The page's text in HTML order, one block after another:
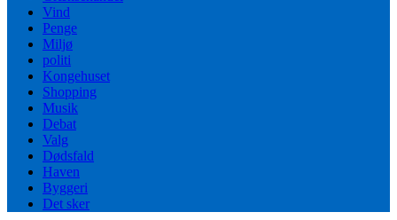
Vind
Penge
Miljø
politi
Kongehuset
Shopping
Musik
Debat
Valg
Dødsfald
Haven
Byggeri
Det sker